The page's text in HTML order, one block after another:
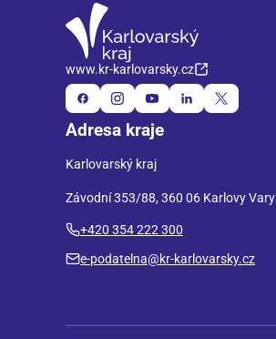
www.kr-karlovarsky.cz
Adresa kraje
Karlovarský kraj
Závodní 353/88, 360 06 Karlovy Vary
+420 354 222 300
e-podatelna@kr-karlovarsky.cz